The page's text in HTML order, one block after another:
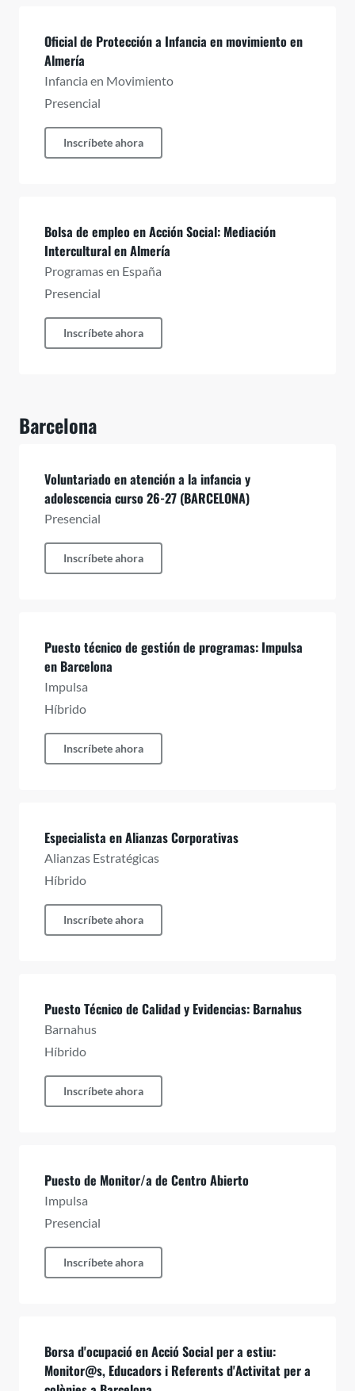
Oficial de Protección a Infancia en movimiento en
Almería
Infancia en Movimiento
Presencial
Inscríbete ahora
Bolsa de empleo en Acción Social: Mediación
Intercultural en Almería
Programas en España
Presencial
Inscríbete ahora
Barcelona
Voluntariado en atención a la infancia y
adolescencia curso 26-27 (BARCELONA)
Presencial
Inscríbete ahora
Puesto técnico de gestión de programas: Impulsa
en Barcelona
Impulsa
Híbrido
Inscríbete ahora
Especialista en Alianzas Corporativas
Alianzas Estratégicas
Híbrido
Inscríbete ahora
Puesto Técnico de Calidad y Evidencias: Barnahus
Barnahus
Híbrido
Inscríbete ahora
Puesto de Monitor/a de Centro Abierto
Impulsa
Presencial
Inscríbete ahora
Borsa d'ocupació en Acció Social per a estiu:
Monitor@s, Educadors i Referents d'Activitat per a